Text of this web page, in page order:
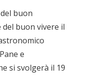
Sabina
al
buon
del buon vivere il
e
si svolgerà il 19